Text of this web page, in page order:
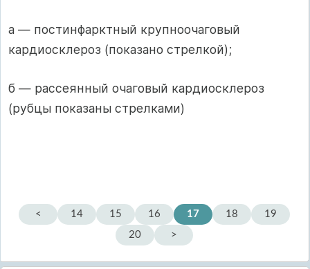
а — постинфарктный крупноочаговый
кардиосклероз (показано стрелкой);
б — рассеянный очаговый кардиосклероз
(рубцы показаны стрелками)
< 14 15 16 17 18
19
20
>